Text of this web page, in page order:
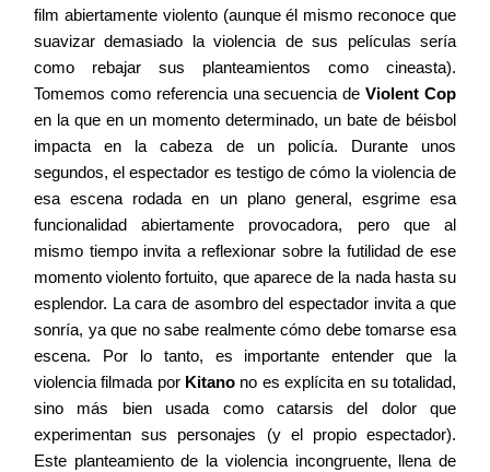
film abiertamente violento (aunque él mismo reconoce que
suavizar demasiado la violencia de sus películas sería
como rebajar sus planteamientos como cineasta).
Tomemos como referencia una secuencia deViolent Cop
en la que en un momento determinado, un bate de béisbol
impacta en la cabeza de un policía. Durante unos
segundos, el espectador es testigo de cómo la violencia de
esa escena rodada en un plano general, esgrime esa
funcionalidad abiertamente provocadora, pero que al
mismo tiempo invita a reflexionar sobre la futilidad de ese
momento violento fortuito, que aparece de la nada hasta su
esplendor. La cara de asombro del espectador invita a que
sonría, ya que no sabe realmente cómo debe tomarse esa
escena. Por lo tanto, es importante entender que la
violencia filmada por Kitano no es explícita en su totalidad,
sino más bien usada como catarsis del dolor que
experimentan sus personajes (y el propio espectador).
Este planteamiento de la violencia incongruente, llena de